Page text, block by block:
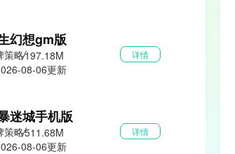
幻想gm版
策略197.18M
08-06更新
详情
迷城手机版
策略511.68M
08-06更新
详情